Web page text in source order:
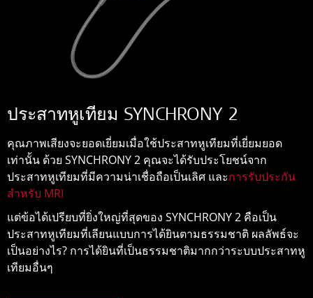
ประสาทหูเทียม SYNCHRONY 2
คุณภาพเสียงจะยอดเยี่ยมเมื่อใช้ประสาทหูเทียมที่เยี่ยมยอด
เท่านั้น ด้วย SYNCHRONY 2 คุณจะได้รับประโยชน์จาก
ประสาทหูเทียมที่มีความน่าเชื่อถือเป็นเลิศ และการรับประกัน
สำหรับ MRI
แต่ข้อได้เปรียบที่ยิ่งใหญ่ที่สุดของ SYNCHRONY 2 คือเป็น
ประสาทหูเทียมที่เลียนแบบการได้ยินตามธรรมชาติ ผลลัพธ์จะ
เป็นอย่างไร? การได้ยินที่เป็นธรรมชาติมากกว่าระบบประสาทหู
เทียมอื่นๆ